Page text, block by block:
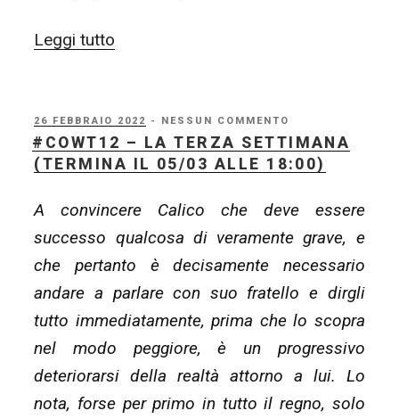
Leggi tutto
Sagra
della
Giuoia,
162a
edizione
(termina
il
12/03
alle
18:00)”
PUBBLICATO
IL
26 FEBBRAIO 2022 - NESSUN COMMENTO
#COWT12 – LA TERZA SETTIMANA
(TERMINA IL 05/03 ALLE 18:00)
A convincere Calico che deve essere
successo qualcosa di veramente grave, e
che pertanto è decisamente necessario
andare a parlare con suo fratello e dirgli
tutto immediatamente, prima che lo scopra
nel modo peggiore, è un progressivo
deteriorarsi della realtà attorno a lui. Lo
nota, forse per primo in tutto il regno, solo